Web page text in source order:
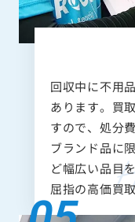
回収中に不用
あります。買
すので、処分
ブランド品に
ど幅広い品目
屈指の高価買